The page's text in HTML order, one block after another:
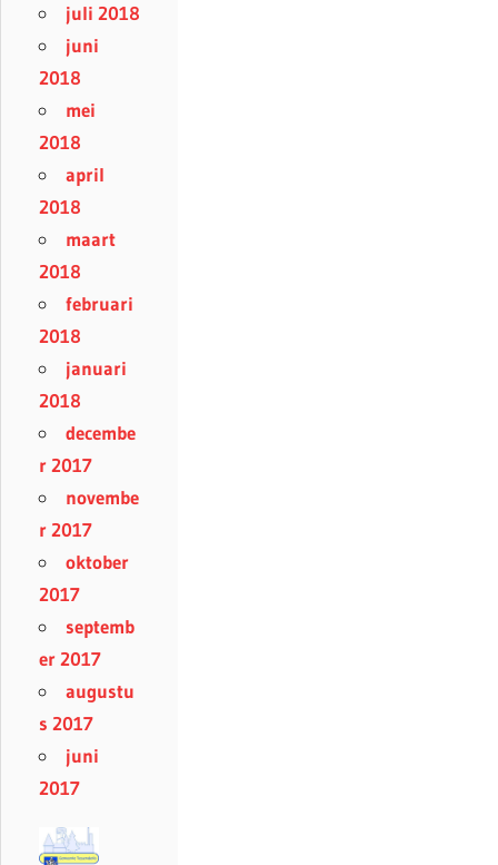
juli 2018
juni
2018
mei
2018
april
2018
maart
2018
februari
2018
januari
2018
decembe
r 2017
novembe
r 2017
oktober
2017
septemb
er 2017
augustu
s 2017
juni
2017